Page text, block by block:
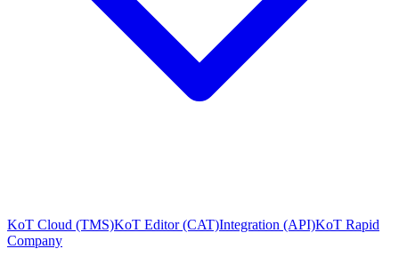
KoT Cloud (TMS)KoT Editor (CAT)Integration (API)KoT Rapid
Company